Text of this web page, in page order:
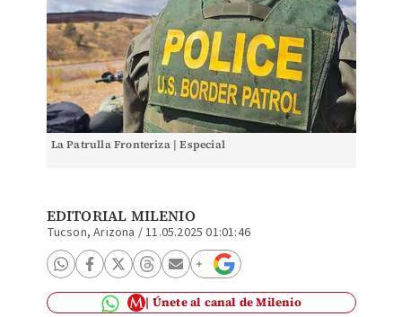
La Patrulla Fronteriza | Especial
EDITORIAL MILENIO
Tucson, Arizona /11.05.2025 01:01:46
Únete al canal de Milenio